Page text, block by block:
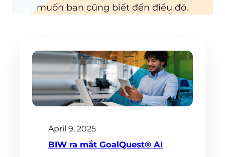
muốn bạn cũng biết đến điều đó.
April 9, 2025
BIW ra mắt GoalQuest® AI